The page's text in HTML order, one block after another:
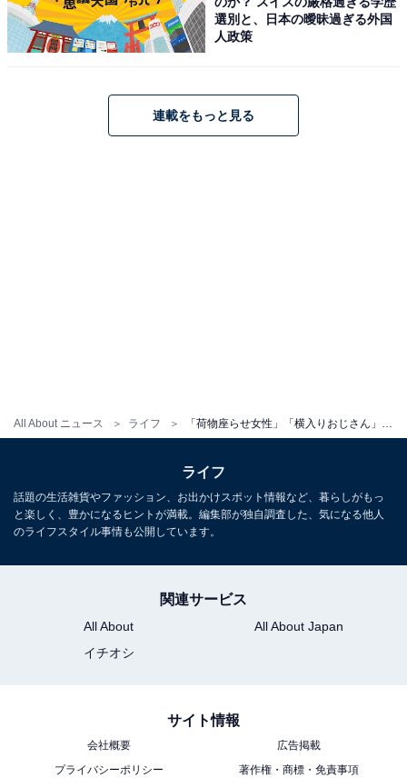
All About ニュース ライフ
りおじさん
ムカつくー！ 注意されない時間帯を狙うの、本当に卑劣
あなたのイラっとしたことは何ですか？ 今年のイラだち
【おすすめ記事】
選別と、日本の曖昧過ぎる外国
人政策
連載をもっと見る
ライフ
話題の生活雑貨やファッション、お出かけスポット情報など、暮らしがもっ
と楽しく、豊かになるヒントが満載。編集部が独自調査した、気になる他人
のライフスタイル事情も公開しています。
関連サービス
All About
All About Japan
イチオシ
サイト情報
会社概要
広告掲載
プライバシーポリシー
著作権・商標・免責事項